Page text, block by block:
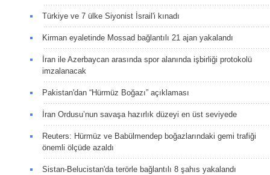
Türkiye ve 7 ülke Siyonist İsrail'i kınadı
Kirman eyaletinde Mossad bağlantılı 21 ajan yakalandı
İran ile Azerbaycan arasında spor alanında işbirliği protokolü
imzalanacak
Pakistan'dan “Hürmüz Boğazı” açıklaması
İran Ordusu’nun savaşa hazırlık düzeyi en üst seviyede
Reuters: Hürmüz ve Babülmendep boğazlarındaki gemi trafiği
önemli ölçüde azaldı
Sistan-Belucistan'da terörle bağlantılı 8 şahıs yakalandı